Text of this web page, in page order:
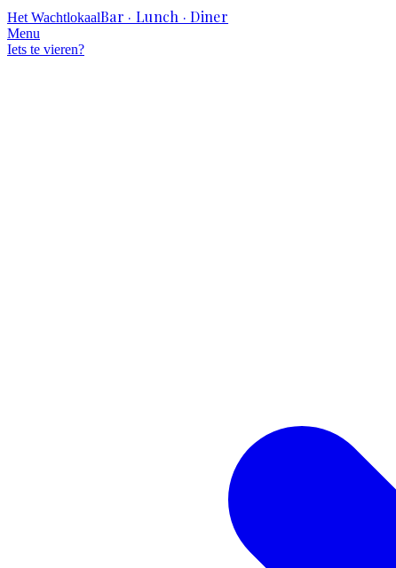
Het WachtlokaalBar · Lunch · Diner
Menu
Iets te vieren?